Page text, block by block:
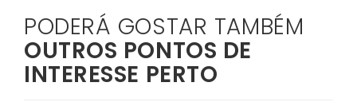
PODERÁ GOSTAR TAMBÉM
OUTROS PONTOS DE
INTERESSE PERTO